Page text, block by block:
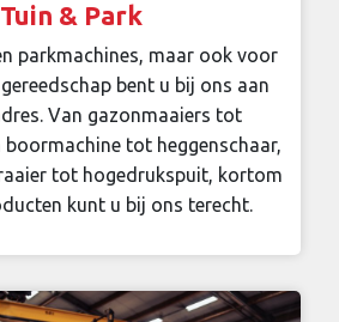
Tuin & Park
parkmachines, maar ook voor
bent u bij ons aan
Van gazonmaaiers tot
boormachine tot heggenschaar,
tot hogedrukspuit, kortom
kunt u bij ons terecht.